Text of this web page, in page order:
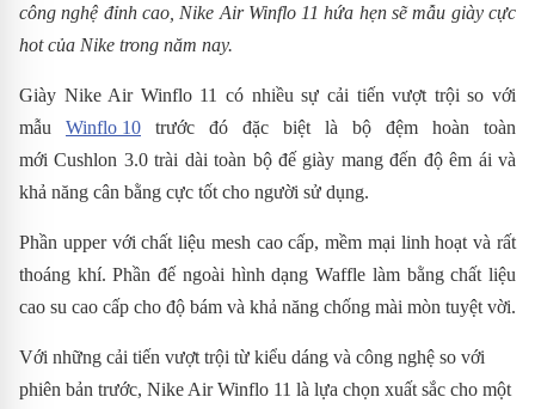
công nghệ đỉnh cao, Nike Air Winflo 11 hứa hẹn sẽ mẫu giày cực
hot của Nike trong năm nay.
Giày Nike Air Winflo 11 có nhiều sự cải tiến vượt trội so với
mẫu Winflo 10 trước đó đặc biệt là bộ đệm hoàn toàn
mới Cushlon 3.0 trài dài toàn bộ đế giày mang đến độ êm ái và
khả năng cân bằng cực tốt cho người sử dụng.
Phần upper với chất liệu mesh cao cấp, mềm mại linh hoạt và rất
thoáng khí. Phần đế ngoài hình dạng Waffle làm bằng chất liệu
cao su cao cấp cho độ bám và khả năng chống mài mòn tuyệt vời.
Với những cải tiến vượt trội từ kiểu dáng và công nghệ so với
phiên bản trước, Nike Air Winflo 11 là lựa chọn xuất sắc cho một